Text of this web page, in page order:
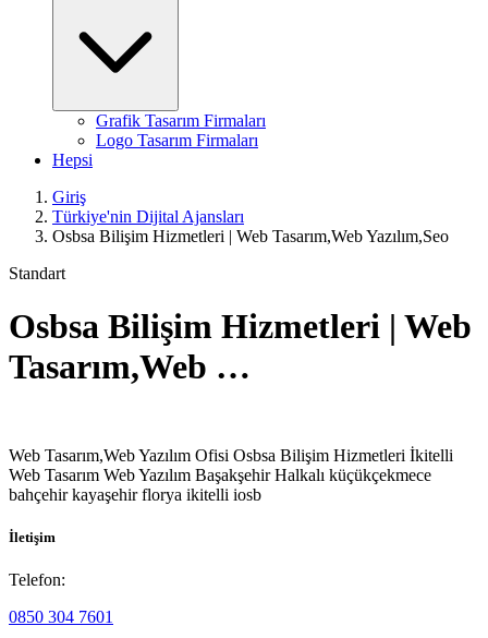
Grafik Tasarım Firmaları
Logo Tasarım Firmaları
Hepsi
Giriş
Türkiye'nin Dijital Ajansları
Osbsa Bilişim Hizmetleri | Web Tasarım,Web Yazılım,Seo
Standart
Osbsa Bilişim Hizmetleri | Web
Tasarım,Web …
Web Tasarım,Web Yazılım Ofisi Osbsa Bilişim Hizmetleri İkitelli
Web Tasarım Web Yazılım Başakşehir Halkalı küçükçekmece
bahçehir kayaşehir florya ikitelli iosb
İletişim
Telefon:
0850 304 7601